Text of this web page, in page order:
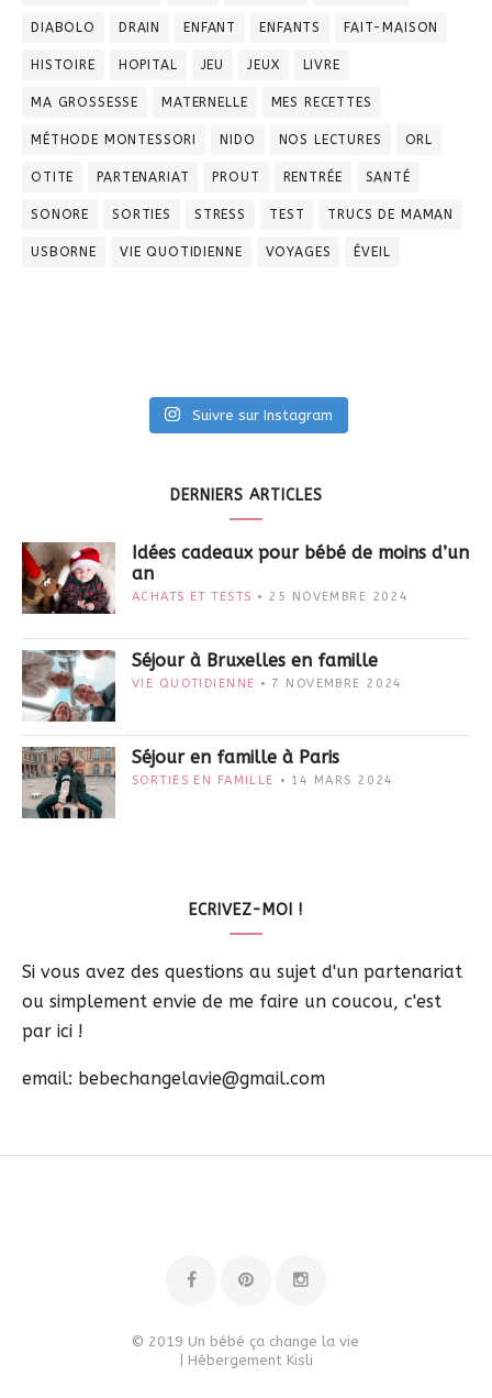
DIABOLO DRAIN ENFANT ENFANTS FAIT-MAISON
HISTOIRE HOPITAL JEU JEUX LIVRE
MA GROSSESSE MATERNELLE MES RECETTES
MÉTHODE MONTESSORI NIDO NOS LECTURES ORL
OTITE PARTENARIAT PROUT RENTRÉE SANTÉ
SONORE SORTIES STRESS TEST TRUCS DE MAMAN
USBORNE VIE QUOTIDIENNE VOYAGES ÉVEIL
Suivre sur Instagram
DERNIERS ARTICLES
Idées cadeaux pour bébé de moins d’un
an
ACHATS ET TESTS 25 NOVEMBRE 2024
Séjour à Bruxelles en famille
VIE QUOTIDIENNE 7 NOVEMBRE 2024
Séjour en famille à Paris
SORTIES EN FAMILLE 14 MARS 2024
ECRIVEZ-MOI !
Si vous avez des questions au sujet d'un partenariat
ou simplement envie de me faire un coucou, c'est
par ici !
email: bebechangelavie@gmail.com
© 2019 Un bébé ça change la vie
| Hébergement Kisli